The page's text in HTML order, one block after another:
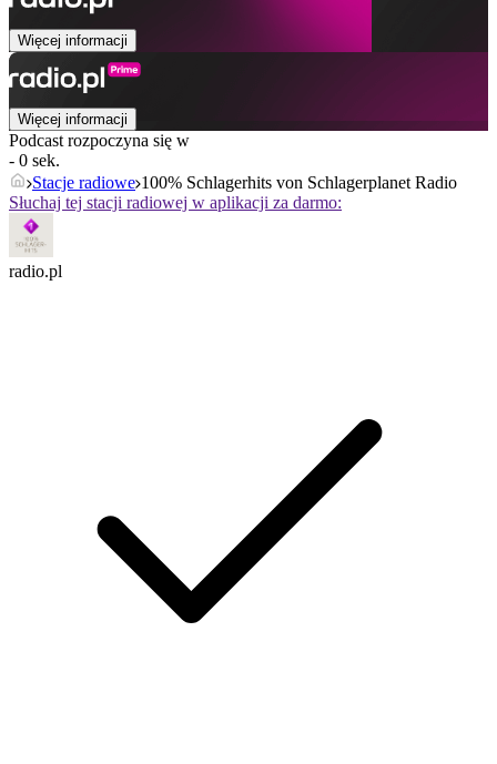
Więcej informacji
Więcej informacji
Podcast rozpoczyna się w
- 0 sek.
Stacje radiowe 100% Schlagerhits von Schlagerplanet Radio
Słuchaj tej stacji radiowej w aplikacji za darmo:
radio.pl